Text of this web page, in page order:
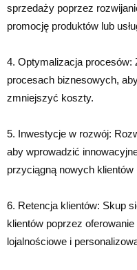
sprzedaży poprzez
promocję produktów lub
4. Optymalizacja procesów:
procesach biznesowych,
zmniejszyć koszty.
5. Inwestycje w rozwój:
aby wprowadzić
przyciągną nowych
6. Retencja klientów: Skup
klientów poprzez
lojalnościowe i